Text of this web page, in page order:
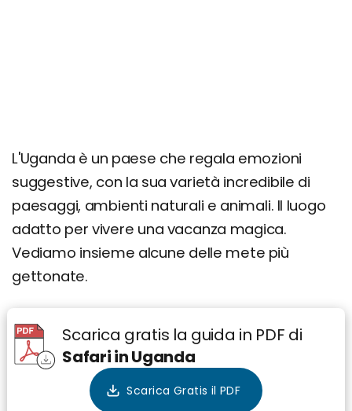
L'Uganda è un paese che regala emozioni
suggestive, con la sua varietà incredibile di
paesaggi, ambienti naturali e animali. Il luogo
adatto per vivere una vacanza magica.
Vediamo insieme alcune delle mete più
gettonate.
Scarica gratis la guida in PDF di
Safari in Uganda